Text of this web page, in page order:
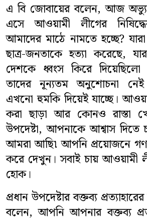
এ বি জোবায়ের বলেন, আজ
এসে আওয়ামী লীগের
আমাদের মাঠে নামতে হচ্ছে?
ছাত্র-জনতাকে হত্যা করেছে,
দেশকে ধ্বংস কিরে
তাদের নূন্যতম অনুশোচনা
এখনো হুমকি দিয়েই যাচ্ছে।
করা ছাড়া আর কোনও রাস্তা
উপদেষ্টা, আপনাকে আশ্বাস
আমরা আছি৷ আপনি প্রয়োজনে
করে দেখুন। সবাই চায় আওয়ামী
হোক।
প্রধান উপদেষ্টার বক্তব্য
বলেন, আপনি আপনার বক্তব্য